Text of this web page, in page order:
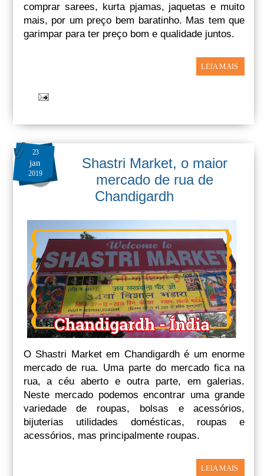
comprar sarees, kurta pjamas, jaquetas e muito
mais, por um preço bem baratinho. Mas tem que
garimpar para ter preço bom e qualidade juntos.
LEIA MAIS
23
jan
2019
Shastri Market, o maior
mercado de rua de
Chandigardh
O Shastri Market em Chandigardh é um enorme
mercado de rua. Uma parte do mercado fica na
rua, a céu aberto e outra parte, em galerias.
Neste mercado podemos encontrar uma grande
variedade de roupas, bolsas e acessórios,
bijuterias utilidades domésticas, roupas e
acessórios, mas principalmente roupas.
LEIA MAIS